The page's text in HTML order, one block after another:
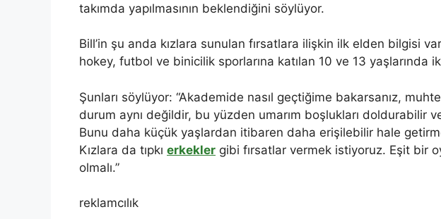
takımda yapılmasının beklendiğini söylüyor.
Bill’in şu anda kızlara sunulan fırsatlara ilişkin ilk elden bilgisi
hokey, futbol ve binicilik sporlarına katılan 10 ve 13 yaşlarında iki
Şunları söylüyor: “Akademide nasıl geçtiğime bakarsanız,
durum aynı değildir, bu yüzden umarım boşlukları doldurabilir
Bunu daha küçük yaşlardan itibaren daha erişilebilir hale
Kızlara da tıpkı erkekler gibi fırsatlar vermek istiyoruz. Eşit bir
olmalı.”
reklamcılık